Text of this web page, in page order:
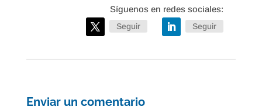
Seguir Seguir
Enviar un comentario